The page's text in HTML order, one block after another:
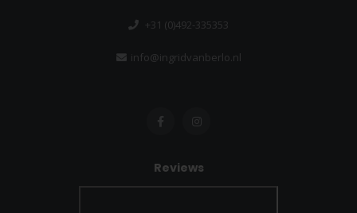
+31 (0)492-335353
info@ingridvanberlo.nl
Reviews